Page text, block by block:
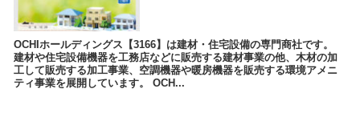
OCHIホールディングス【3166】は建材・住宅設備の専門商社です。
建材や住宅設備機器を工務店などに販売する建材事業の他、木材の加
工して販売する加工事業、空調機器や暖房機器を販売する環境アメニ
ティ事業を展開しています。 OCH...